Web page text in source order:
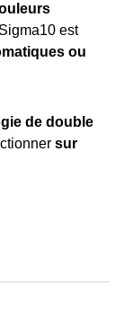
est
ou
de double
sur